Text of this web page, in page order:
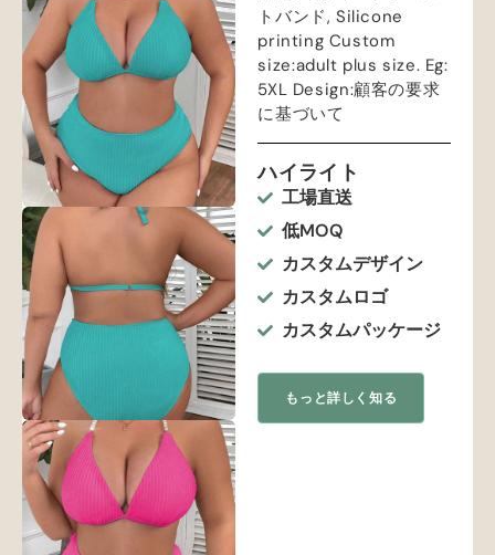
トバンド,Silicone
printing Custom
size:adult plus size. Eg:
5XL Design:顧客の要求
に基づいて
ハイライト
工場直送
低MOQ
カスタムデザイン
カスタムロゴ
カスタムパッケージ
もっと詳しく知る